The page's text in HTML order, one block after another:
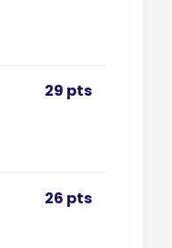
29 pts
26 pts